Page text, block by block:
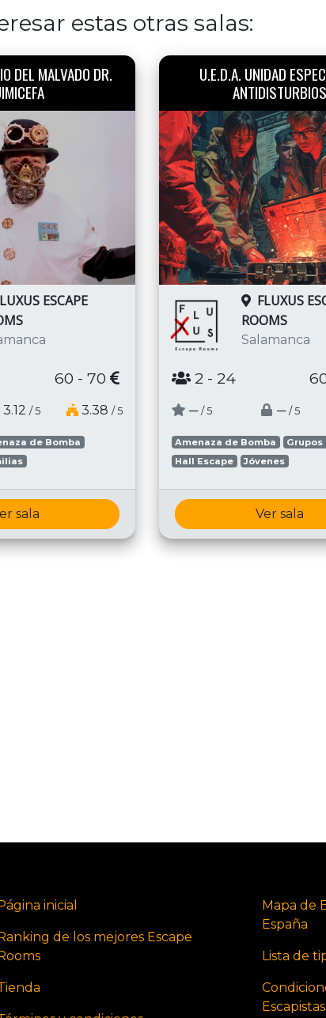
estas otras salas:
DEL MALVADO DR.
ESCAPE
60 - 70
3.12 / 5 3.38 / 5
de Bomba
sala
U.E.D.A. UNIDAD
ANTIDISTURBIOS
FLUXUS
ROOMS
Salamanca
2 - 24
─ / 5 ─ / 5
Amenaza de Bomba
Hall Escape
Jóvenes
Ver sala
inicial
de los mejores Escape
Mapa de
España
Lista de